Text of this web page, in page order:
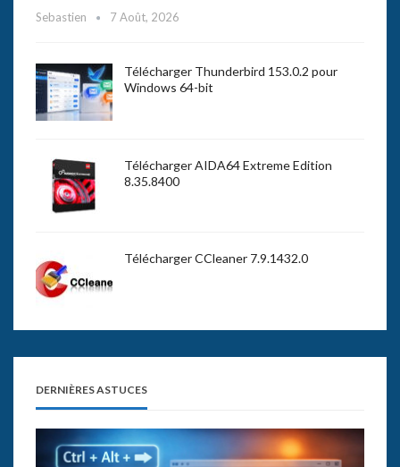
Sebastien 7 Août, 2026
Télécharger Thunderbird 153.0.2 pour
Windows 64-bit
Télécharger AIDA64 Extreme Edition
8.35.8400
Télécharger CCleaner 7.9.1432.0
DERNIÈRES ASTUCES